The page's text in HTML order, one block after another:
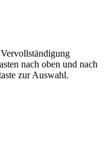
nach oben und nach
zur Auswahl.